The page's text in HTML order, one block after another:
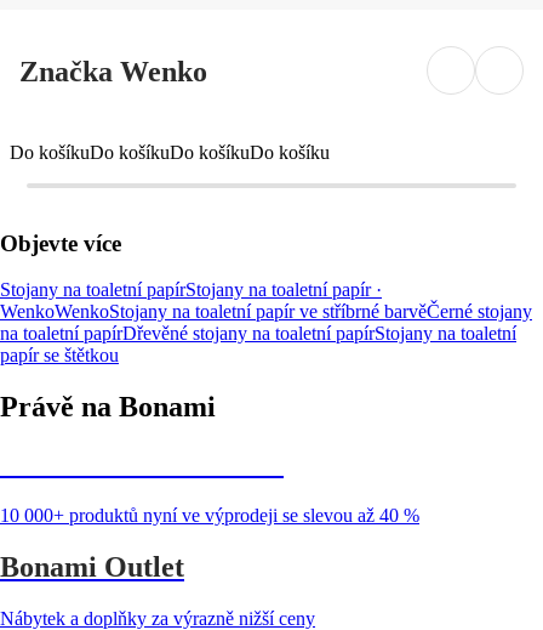
Značka Wenko
Do košíkuDo košíkuDo košíkuDo košíku
Objevte více
Stojany na toaletní papírStojany na toaletní papír ·
WenkoWenkoStojany na toaletní papír ve stříbrné barvěČerné stojany
na toaletní papírDřevěné stojany na toaletní papírStojany na toaletní
papír se štětkou
Právě na Bonami
10 000+ produktů nyní ve výprodeji se slevou až 40 %
Bonami Outlet
Nábytek a doplňky za výrazně nižší ceny